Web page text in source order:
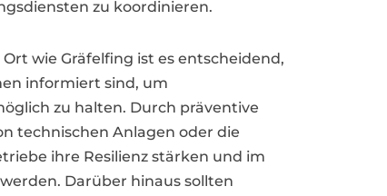
zu koordinieren.
wie Gräfelfing ist es entscheidend,
informiert sind, um
zu halten. Durch präventive
technischen Anlagen oder die
ihre Resilienz stärken und im
Darüber hinaus sollten